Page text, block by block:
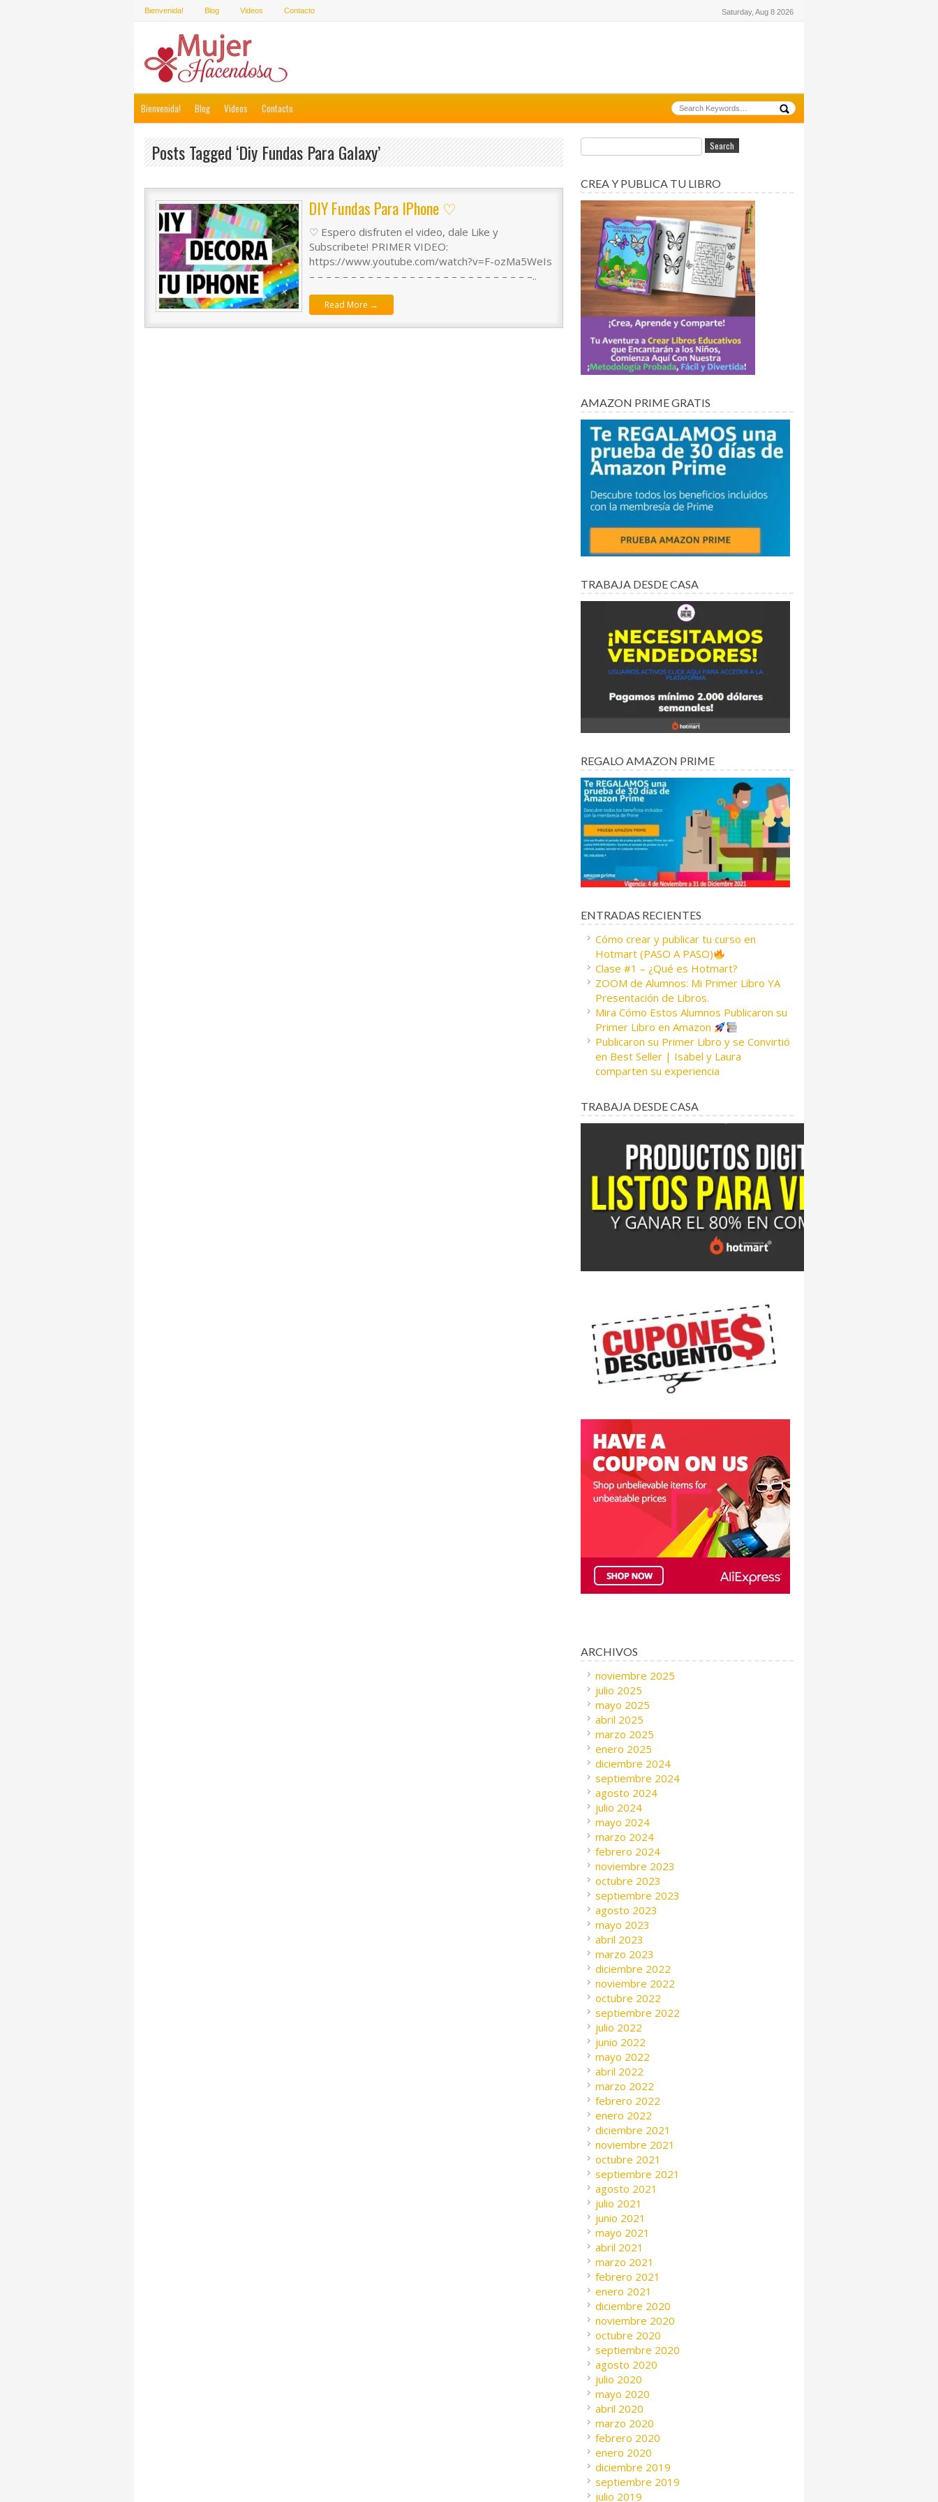
Bienvenida! Blog Videos Contacto Saturday, Aug 8 2026
Bienvenida! Blog Videos Contacto
Posts Tagged ‘diy Fundas Para Galaxy’
DIY Fundas Para IPhone ♡
♡ Espero disfruten el video, dale Like y
Subscribete! PRIMER VIDEO:
https://www.youtube.com/watch?v=F-ozMa5WeIs
– – – – – – – – – – – – – – – – – – – – – – – – – – –..
Read More →
CREA Y PUBLICA TU LIBRO
AMAZON PRIME GRATIS
TRABAJA DESDE CASA
REGALO AMAZON PRIME
ENTRADAS RECIENTES
Cómo crear y publicar tu curso en
Hotmart (PASO A PASO)
Clase #1 – ¿Qué es Hotmart?
ZOOM de Alumnos: Mi Primer Libro YA
Presentación de Libros.
Mira Cómo Estos Alumnos Publicaron su
Primer Libro en Amazon
Publicaron su Primer Libro y se Convirtió
en Best Seller | Isabel y Laura
comparten su experiencia
TRABAJA DESDE CASA
ARCHIVOS
noviembre 2025
julio 2025
mayo 2025
abril 2025
marzo 2025
enero 2025
diciembre 2024
septiembre 2024
agosto 2024
julio 2024
mayo 2024
marzo 2024
febrero 2024
noviembre 2023
octubre 2023
septiembre 2023
agosto 2023
mayo 2023
abril 2023
marzo 2023
diciembre 2022
noviembre 2022
octubre 2022
septiembre 2022
julio 2022
junio 2022
mayo 2022
abril 2022
marzo 2022
febrero 2022
enero 2022
diciembre 2021
noviembre 2021
octubre 2021
septiembre 2021
agosto 2021
julio 2021
junio 2021
mayo 2021
abril 2021
marzo 2021
febrero 2021
enero 2021
diciembre 2020
noviembre 2020
octubre 2020
septiembre 2020
agosto 2020
julio 2020
mayo 2020
abril 2020
marzo 2020
febrero 2020
enero 2020
diciembre 2019
septiembre 2019
julio 2019